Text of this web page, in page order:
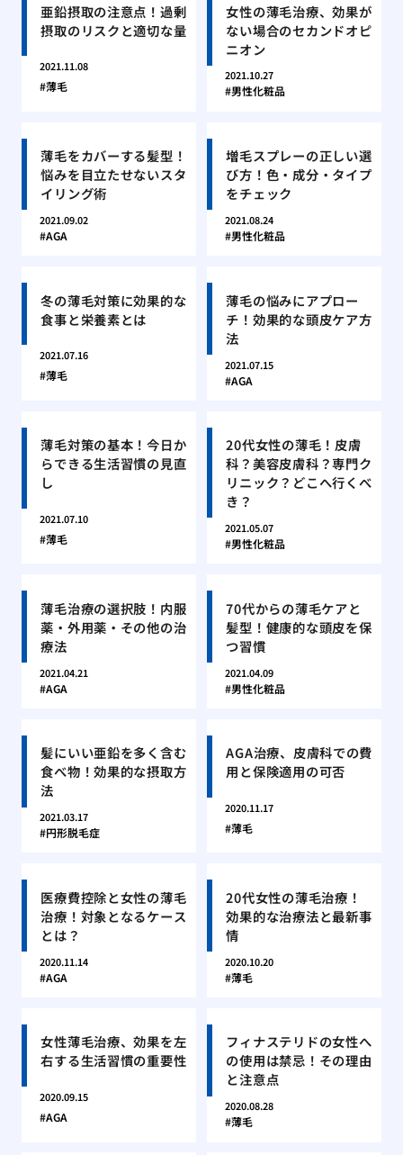
亜鉛摂取の注意点！過剰
摂取のリスクと適切な量
2021.11.08
薄毛
女性の薄毛治療、効果が
ない場合のセカンドオピ
ニオン
2021.10.27
男性化粧品
薄毛をカバーする髪型！
悩みを目立たせないスタ
イリング術
2021.09.02
AGA
増毛スプレーの正しい選
び方！色・成分・タイプ
をチェック
2021.08.24
男性化粧品
冬の薄毛対策に効果的な
食事と栄養素とは
2021.07.16
薄毛
薄毛の悩みにアプロー
チ！効果的な頭皮ケア方
法
2021.07.15
AGA
薄毛対策の基本！今日か
らできる生活習慣の見直
し
2021.07.10
薄毛
20代女性の薄毛！皮膚
科？美容皮膚科？専門ク
リニック？どこへ行くべ
き？
2021.05.07
男性化粧品
薄毛治療の選択肢！内服
薬・外用薬・その他の治
療法
2021.04.21
AGA
70代からの薄毛ケアと
髪型！健康的な頭皮を保
つ習慣
2021.04.09
男性化粧品
髪にいい亜鉛を多く含む
食べ物！効果的な摂取方
法
2021.03.17
円形脱毛症
AGA治療、皮膚科での費
用と保険適用の可否
2020.11.17
薄毛
医療費控除と女性の薄毛
治療！対象となるケース
とは？
2020.11.14
AGA
20代女性の薄毛治療！
効果的な治療法と最新事
情
2020.10.20
薄毛
女性薄毛治療、効果を左
右する生活習慣の重要性
2020.09.15
AGA
フィナステリドの女性へ
の使用は禁忌！その理由
と注意点
2020.08.28
薄毛